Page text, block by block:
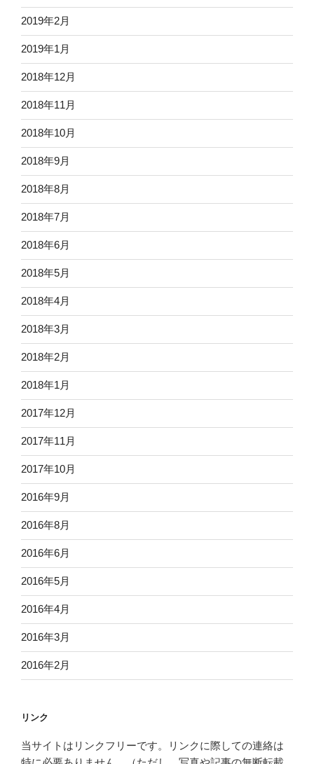
2019年2月
2019年1月
2018年12月
2018年11月
2018年10月
2018年9月
2018年8月
2018年7月
2018年6月
2018年5月
2018年4月
2018年3月
2018年2月
2018年1月
2017年12月
2017年11月
2017年10月
2016年9月
2016年8月
2016年6月
2016年5月
2016年4月
2016年3月
2016年2月
リンク
当サイトはリンクフリーです。リンクに際しての連絡は